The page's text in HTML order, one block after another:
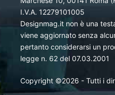
I.V.A. 12279101005
Designmag.it non è una
viene aggiornato senza
pertanto considerarsi un
legge n. 62 del 07.03.2001
Copyright ©2026 - Tutti i